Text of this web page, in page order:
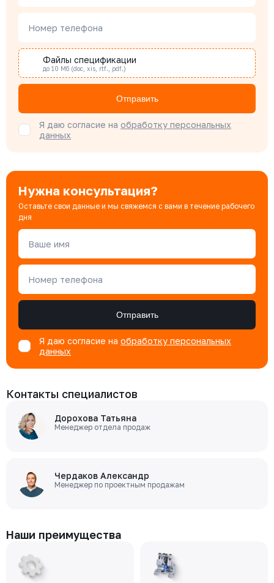
Специалист отдела снабжения
Бондарюк Евгения
Специалист отдела продаж
Номер телефона
Файлы спецификации
до 10 Мб (doc, xis, rtf., pdf.)
Отправить
Я даю согласие на обработку персональных
данных
Нужна консультация?
Оставьте свои данные и мы свяжемся с вами в течение рабочего
дня
Ваше имя
Номер телефона
Отправить
Я даю согласие на обработку персональных
данных
Контакты специалистов
Дорохова Татьяна
Менеджер отдела продаж
Чердаков Александр
Менеджер по проектным продажам
Наши преимущества